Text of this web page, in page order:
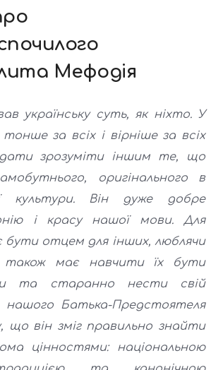
Мефодія
українську суть, як ніхто. У
за всіх і вірніше за всіх
зрозуміти іншим те, що
оригінального в
культури. Він дуже добре
і красу нашої мови. Для
бути отцем для інших, люблячи
також має навчити їх бути
та старанно нести свій
нашого Батька-Предстоятеля
що він зміг правильно знайти
цінностями: національною